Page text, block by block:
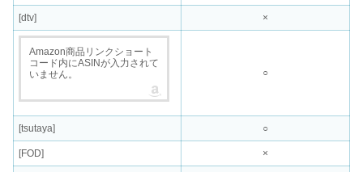
[dtv] ×
Amazon商品リンクショート
コード内にASINが入力されて
いません。
○
[tsutaya] ○
[FOD] ×